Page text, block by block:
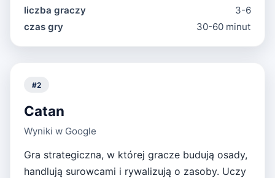
liczba graczy
3-6
czas gry
30-60 minut
#2
Catan
Wyniki w Google
Gra strategiczna, w której gracze budują osady,
handlują surowcami i rywalizują o zasoby. Uczy